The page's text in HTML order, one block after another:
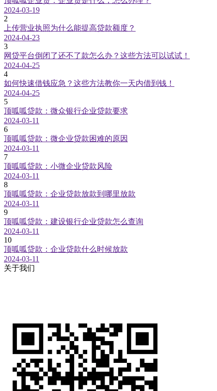
2024-03-19
2
上传营业执照为什么能提高贷款额度？
2024-04-23
3
网贷平台倒闭了还不了款怎么办？这些方法可以试试！
2024-04-25
4
如何快速借钱应急？这些方法教你一天内借到钱！
2024-04-25
5
顶呱呱贷款：微众银行企业贷款要求
2024-03-11
6
顶呱呱贷款：微企业贷款困难的原因
2024-03-11
7
顶呱呱贷款：小微企业贷款风险
2024-03-11
8
顶呱呱贷款：企业贷款放款到哪里放款
2024-03-11
9
顶呱呱贷款：建设银行企业贷款怎么查询
2024-03-11
10
顶呱呱贷款：企业贷款什么时候放款
2024-03-11
关于我们